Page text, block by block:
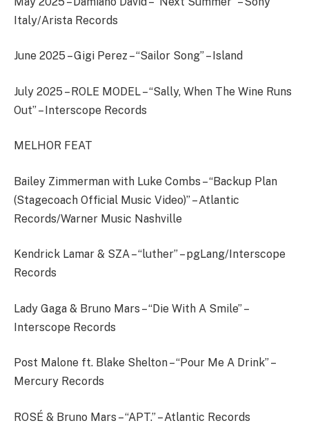
Italy/Arista Records
June 2025 – Gigi Perez – “Sailor Song” – Island
July 2025 – ROLE MODEL – “Sally, When The Wine Runs
Out” – Interscope Records
MELHOR FEAT
Bailey Zimmerman with Luke Combs – “Backup Plan
(Stagecoach Official Music Video)” – Atlantic
Records/Warner Music Nashville
Kendrick Lamar & SZA – “luther” – pgLang/Interscope
Records
Lady Gaga & Bruno Mars – “Die With A Smile” –
Interscope Records
Post Malone ft. Blake Shelton – “Pour Me A Drink” –
Mercury Records
ROSÉ & Bruno Mars – “APT.” – Atlantic Records